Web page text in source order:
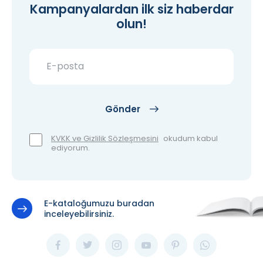
Kampanyalardan ilk siz haberdar
olun!
Gönder
KVKK ve Gizlilik Sözleşmesini okudum kabul
ediyorum.
E-kataloğumuzu buradan
inceleyebilirsiniz.